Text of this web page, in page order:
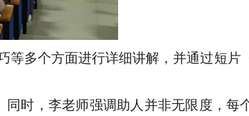
多个方面进行详细讲解，并通过短片
时，李老师强调助人并非无限度，每